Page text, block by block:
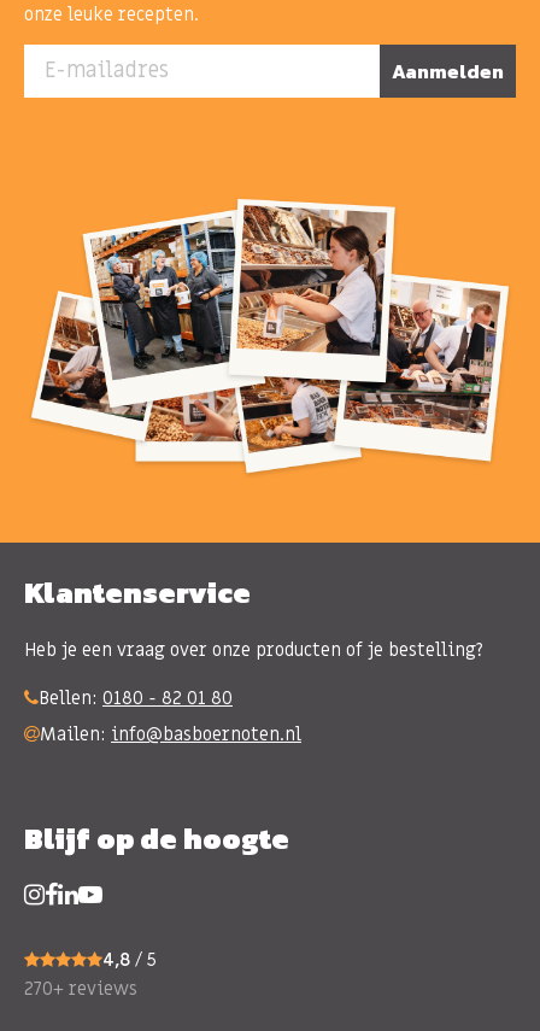
onze leuke recepten.
E-mailadres Aanmelden
Klantenservice
Heb je een vraag over onze producten of je bestelling?
Bellen: 0180 - 82 01 80
Mailen: info@basboernoten.nl
Blijf op de hoogte
4,8 / 5
270+ reviews